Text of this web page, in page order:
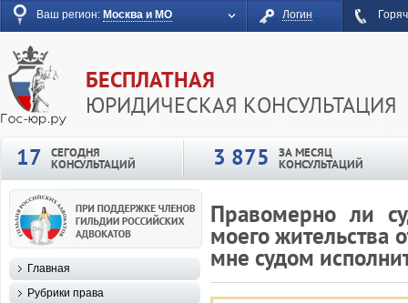
Ваш регион: Москва и МО Логин
БЕСПЛАТНАЯ
ЮРИДИЧЕСКАЯ КОНСУЛЬТАЦИЯ
17
СЕГОДНЯ
КОНСУЛЬТАЦИЙ 3 875 ЗА МЕСЯЦ
КОНСУЛЬТАЦИЙ
Правомерно ли
моего жительства
мне судом
Главная
Рубрики права